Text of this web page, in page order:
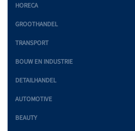
HORECA
GROOTHANDEL
TRANSPORT
BOUW EN INDUSTRIE
DETAILHANDEL
AUTOMOTIVE
BEAUTY